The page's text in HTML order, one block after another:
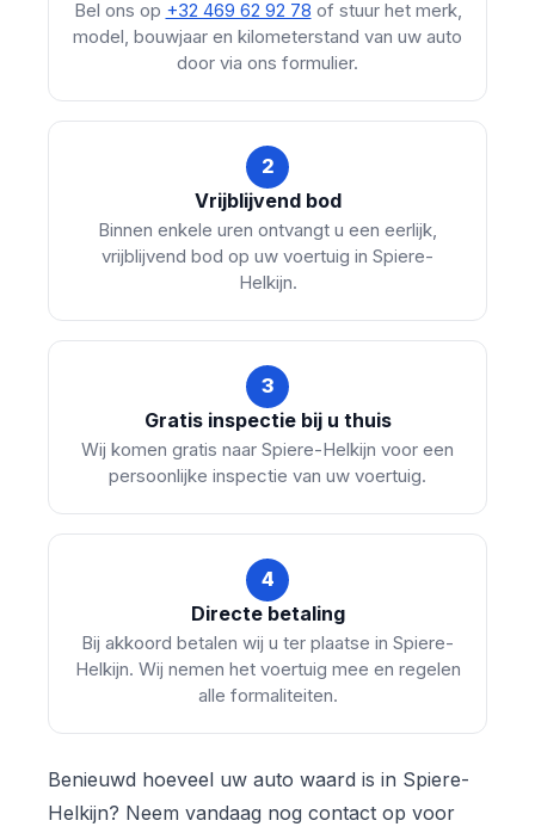
Bel ons op +32 469 62 92 78 of stuur het merk,
model, bouwjaar en kilometerstand van uw auto
door via ons formulier.
2
Vrijblijvend bod
Binnen enkele uren ontvangt u een eerlijk,
vrijblijvend bod op uw voertuig in Spiere-
Helkijn.
3
Gratis inspectie bij u thuis
Wij komen gratis naar Spiere-Helkijn voor een
persoonlijke inspectie van uw voertuig.
4
Directe betaling
Bij akkoord betalen wij u ter plaatse in Spiere-
Helkijn. Wij nemen het voertuig mee en regelen
alle formaliteiten.
Benieuwd hoeveel uw auto waard is in Spiere-
Helkijn? Neem vandaag nog contact op voor